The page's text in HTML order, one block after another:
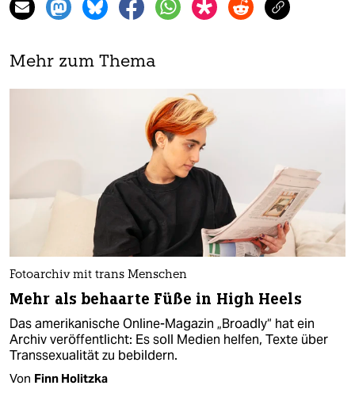
Mehr zum Thema
Fotoarchiv mit trans Menschen
Mehr als behaarte Füße in High Heels
Das amerikanische Online-Magazin „Broadly“ hat ein
Archiv veröffentlicht: Es soll Medien helfen, Texte über
Transsexualität zu bebildern.
Von Finn Holitzka